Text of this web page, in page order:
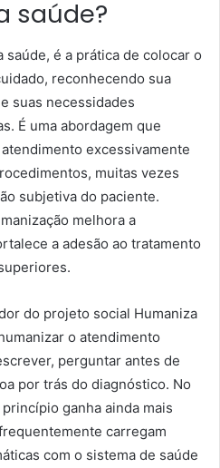
saúde?
saúde, é a prática de colocar o
reconhecendo sua
suas necessidades
É uma abordagem que
excessivamente
muitas vezes
subjetiva do paciente.
melhora a
a adesão ao tratamento
do projeto social Humaniza
o atendimento
perguntar antes de
por trás do diagnóstico. No
ganha ainda mais
carregam
com o sistema de saúde